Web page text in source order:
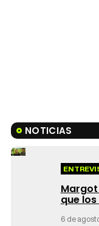
NOTICIAS
Margot
que
6 de